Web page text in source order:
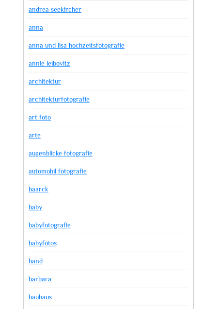
andrea seekircher
anna
anna und lisa hochzeitsfotografie
annie leibovitz
architektur
architekturfotografie
art foto
arte
augenblicke fotografie
automobil fotografie
baarck
baby
babyfotografie
babyfotos
band
barbara
bauhaus